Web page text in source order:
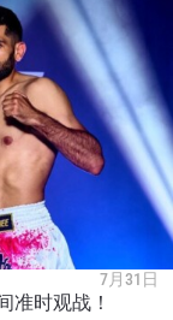
7月31日
准时观战！